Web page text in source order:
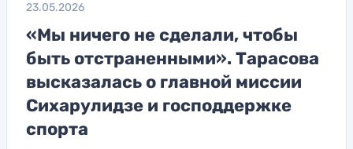
23.05.2026
«Мы ничего не сделали, чтобы
быть отстраненными». Тарасова
высказалась о главной миссии
Сихарулидзе и господдержке
спорта